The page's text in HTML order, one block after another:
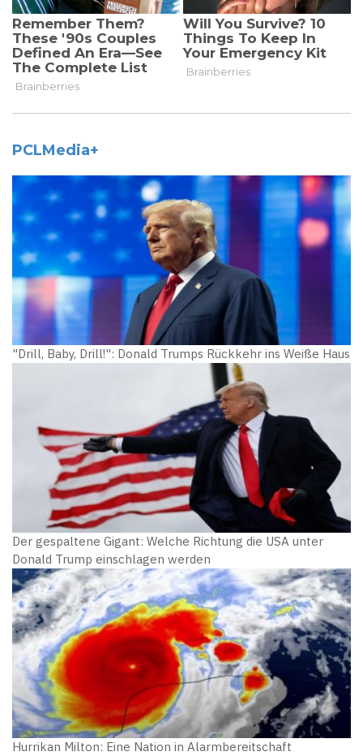
PCLMedia+
"Drill, Baby, Drill!": Donald Trumps Rückkehr ins Weiße Haus
Der gespaltene Gigant: Welche Richtung die USA unter
Donald Trump einschlagen werden
Hurrikan Milton: Eine Nation in Alarmbereitschaft